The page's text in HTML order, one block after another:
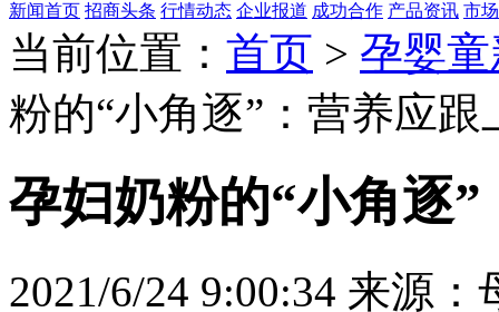
新闻首页 招商头条 行情动态 企业报道 成功合作 产品资讯 市
当前位置： 首页 > 孕婴
粉的“小角逐”：营养应跟
孕妇奶粉的“小角逐
2021/6/24 9:00:34 来源：